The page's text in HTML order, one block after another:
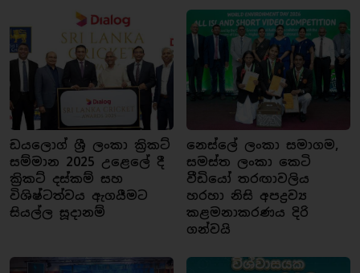
ඩයලොග් ශ්‍රී ලංකා ක්‍රිකට්
සම්මාන 2025 උළෙලේ දී
ක්‍රිකට් දස්කම් සහ
විශිෂ්ටත්වය ඇගයීමට
සියල්ල සූදානම්
නෙස්ලේ ලංකා සමාගම,
සමස්ත ලංකා කෙටි
වීඩියෝ තරඟාවලිය
හරහා නිසි අපද්‍රව්‍ය
කළමනාකරණය දිරි
ගන්වයි